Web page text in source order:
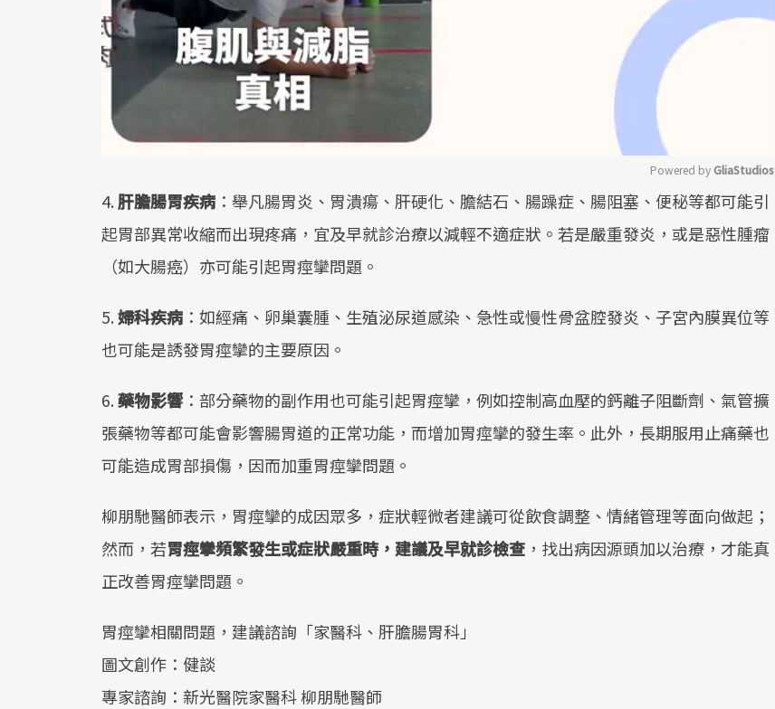
Mute
Powered by GliaStudios
4. 肝膽腸胃疾病 ：舉凡腸胃炎、胃潰瘍、肝硬化、膽結石、腸躁症、腸阻塞、便秘等都可能引
起胃部異常收縮而出現疼痛，宜及早就診治療以減輕不適症狀。若是嚴重發炎，或是惡性腫瘤
（如大腸癌）亦可能引起胃痙攣問題。
5.婦科疾病 ：如經痛、卵巢囊腫、生殖泌尿道感染、急性或慢性骨盆腔發炎、子宮內膜異位等
也可能是誘發胃痙攣的主要原因。
6.藥物影響 ：部分藥物的副作用也可能引起胃痙攣，例如控制高血壓的鈣離子阻斷劑、氣管擴
張藥物等都可能會影響腸胃道的正常功能，而增加胃痙攣的發生率。此外，長期服用止痛藥也
可能造成胃部損傷，因而加重胃痙攣問題。
柳朋馳醫師表示，胃痙攣的成因眾多，症狀輕微者建議可從飲食調整、情緒管理等面向做起；
然而，若胃痙攣頻繁發生或症狀嚴重時，建議及早就診檢查 ，找出病因源頭加以治療，才能真
正改善胃痙攣問題。
胃痙攣相關問題，建議諮詢「家醫科、肝膽腸胃科」
圖文創作：健談
專家諮詢：新光醫院家醫科 柳朋馳醫師